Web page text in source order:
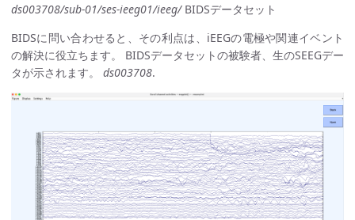
ds003708/sub-01/ses-ieeg01/ieeg/BIDSデータセット
BIDSに問い合わせると、その利点は、iEEGの電極や関連イベント
の解決に役立ちます。 BIDSデータセットの被験者、生のSEEGデー
タが示されます。 ds003708.